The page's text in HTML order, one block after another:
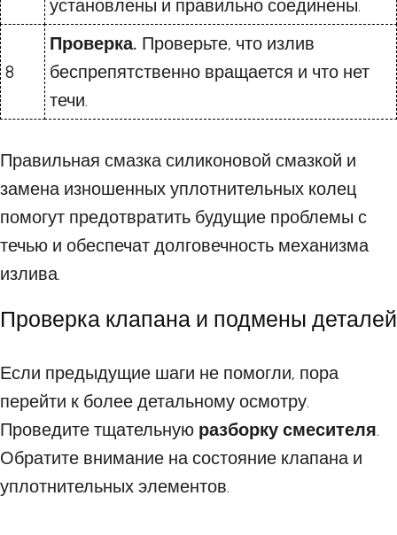
установлены и правильно соединены.
8
Проверка. Проверьте, что излив
беспрепятственно вращается и что нет
течи.
Правильная смазка силиконовой смазкой и
замена изношенных уплотнительных колец
помогут предотвратить будущие проблемы с
течью и обеспечат долговечность механизма
излива.
Проверка клапана и подмены деталей
Если предыдущие шаги не помогли, пора
перейти к более детальному осмотру.
Проведите тщательную разборку смесителя.
Обратите внимание на состояние клапана и
уплотнительных элементов.